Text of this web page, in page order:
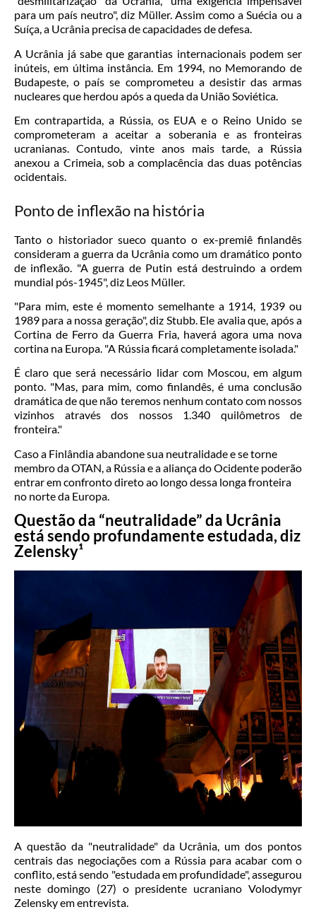
para um país neutro", diz Müller. Assim como a Suécia ou a
Suíça, a Ucrânia precisa de capacidades de defesa.
A Ucrânia já sabe que garantias internacionais podem ser
inúteis, em última instância. Em 1994, no Memorando de
Budapeste, o país se comprometeu a desistir das armas
nucleares que herdou após a queda da União Soviética.
Em contrapartida, a Rússia, os EUA e o Reino Unido se
comprometeram a aceitar a soberania e as fronteiras
ucranianas. Contudo, vinte anos mais tarde, a Rússia
anexou a Crimeia, sob a complacência das duas potências
ocidentais.
Ponto de inflexão na história
Tanto o historiador sueco quanto o ex-premiê finlandês
consideram a guerra da Ucrânia como um dramático ponto
de inflexão. "A guerra de Putin está destruindo a ordem
mundial pós-1945", diz Leos Müller.
"Para mim, este é momento semelhante a 1914, 1939 ou
1989 para a nossa geração", diz Stubb. Ele avalia que, após a
Cortina de Ferro da Guerra Fria, haverá agora uma nova
cortina na Europa. "A Rússia ficará completamente isolada."
É claro que será necessário lidar com Moscou, em algum
ponto. "Mas, para mim, como finlandês, é uma conclusão
dramática de que não teremos nenhum contato com nossos
vizinhos através dos nossos 1.340 quilômetros de
fronteira."
Caso a Finlândia abandone sua neutralidade e se torne
membro da OTAN, a Rússia e a aliança do Ocidente poderão
entrar em confronto direto ao longo dessa longa fronteira
no norte da Europa.
Questão da “neutralidade” da Ucrânia
está sendo profundamente estudada, diz
Zelensky¹
A questão da "neutralidade" da Ucrânia, um dos pontos
centrais das negociações com a Rússia para acabar com o
conflito, está sendo "estudada em profundidade", assegurou
neste domingo (27) o presidente ucraniano Volodymyr
Zelensky em entrevista.